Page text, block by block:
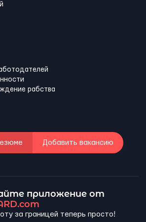
рабства
Добавить вакансию
приложение от
за границей теперь просто!